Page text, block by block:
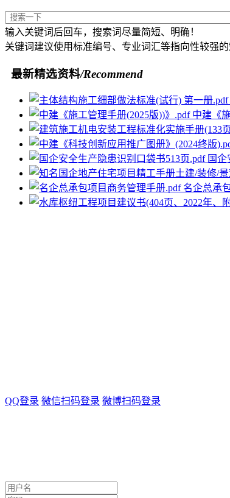
输入关键词后回车，搜索词尽量简短、明确！
关键词建议使用标准编号、专业词汇等指向性较强的
最新精选资料/Recommend
中建《
国
名企总承
QQ登录 微信扫码登录 微博扫码登录